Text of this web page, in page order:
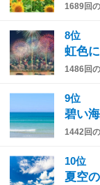
1689回
8位
虹色
1486回
9位
碧い海
1442回
10位
夏空